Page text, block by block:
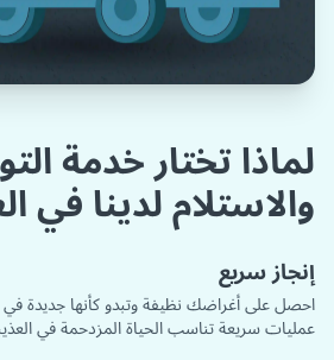
لماذا تختار خدمة
والاستلام لدينا في
إنجاز سريع
احصل على أغراضك نظيفة وتبدو كأنها
عمليات سريعة تناسب الحياة المزدحمة في